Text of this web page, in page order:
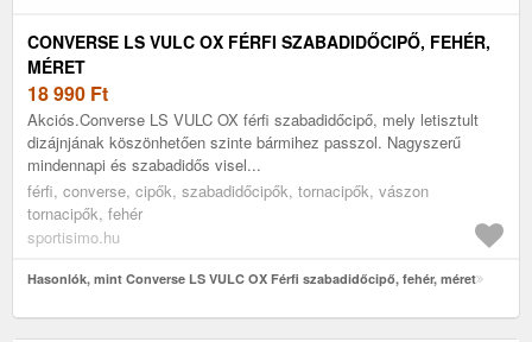
CONVERSE LS VULC OX FÉRFI SZABADIDŐCIPŐ, FEHÉR,
MÉRET
18 990 Ft
Akciós.Converse LS VULC OX férfi szabadidőcipő, mely letisztult
dizájnjának köszönhetően szinte bármihez passzol. Nagyszerű
mindennapi és szabadidős visel...
férfi, converse, cipők, szabadidőcipők, tornacipők, vászon
tornacipők, fehér
sportisimo.hu
Hasonlók, mint Converse LS VULC OX Férfi szabadidőcipő, fehér, méret